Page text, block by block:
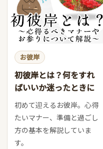
お彼岸
初彼岸とは？何をすれ
ばいいか迷ったときに
初めて迎えるお彼岸。心得
たいマナー、準備と過ごし
方の基本を解説していま
す。